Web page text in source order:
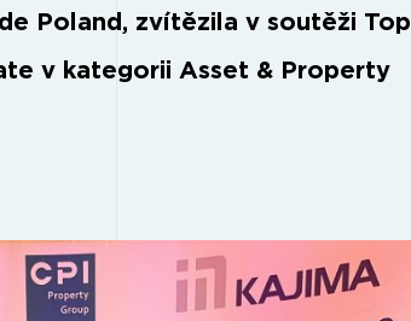
Poland, zvítězila v soutěži Top
v kategorii Asset & Property